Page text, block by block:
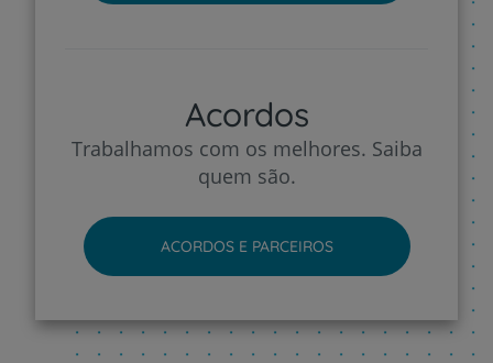
Acordos
Trabalhamos com os melhores. Saiba
quem são.
ACORDOS E PARCEIROS